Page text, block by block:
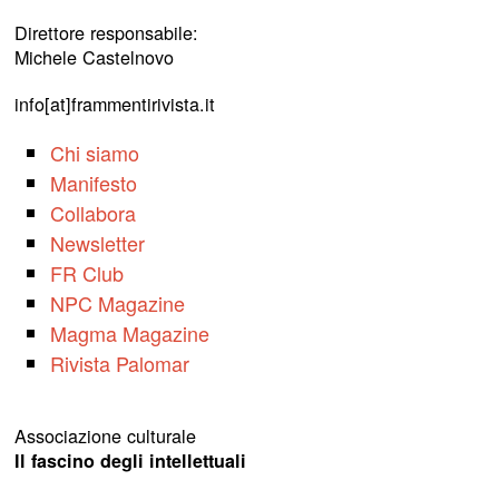
Direttore responsabile:
Michele Castelnovo
info[at]frammentirivista.it
Chi siamo
Manifesto
Collabora
Newsletter
FR Club
NPC Magazine
Magma Magazine
Rivista Palomar
Associazione culturale
Il fascino degli intellettuali